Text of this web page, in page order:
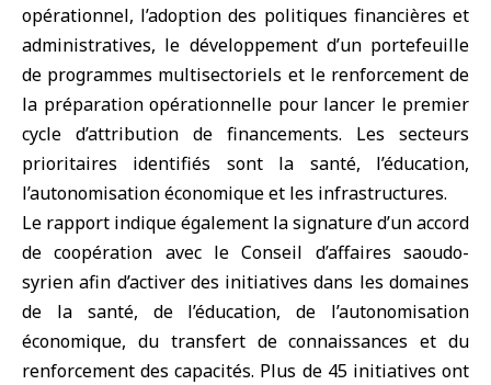
opérationnel, l’adoption des politiques financières et
administratives, le développement d’un portefeuille
de programmes multisectoriels et le renforcement de
la préparation opérationnelle pour lancer le premier
cycle d’attribution de financements. Les secteurs
prioritaires identifiés sont la santé, l’éducation,
l’autonomisation économique et les infrastructures.
Le rapport indique également la signature d’un accord
de coopération avec le Conseil d’affaires saoudo-
syrien afin d’activer des initiatives dans les domaines
de la santé, de l’éducation, de l’autonomisation
économique, du transfert de connaissances et du
renforcement des capacités. Plus de 45 initiatives ont